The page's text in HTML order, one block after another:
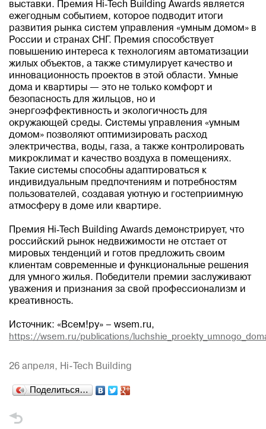
выставки. Премия Hi‑Tech Building Awards является
ежегодным событием, которое подводит итоги
развития рынка систем управления «умным домом» в
России и странах СНГ. Премия способствует
повышению интереса к технологиям автоматизации
жилых объектов, а также стимулирует качество и
инновационность проектов в этой области. Умные
дома и квартиры — это не только комфорт и
безопасность для жильцов, но и
энергоэффективность и экологичность для
окружающей среды. Системы управления «умным
домом» позволяют оптимизировать расход
электричества, воды, газа, а также контролировать
микроклимат и качество воздуха в помещениях.
Такие системы способны адаптироваться к
индивидуальным предпочтениям и потребностям
пользователей, создавая уютную и гостеприимную
атмосферу в доме или квартире.
Премия Hi‑Tech Building Awards демонстрирует, что
российский рынок недвижимости не отстает от
мировых тенденций и готов предложить своим
клиентам современные и функциональные решения
для умного жилья. Победители премии заслуживают
уважения и признания за свой профессионализм и
креативность.
Источник: «Всем!ру» – wsem.ru,
https://wsem.ru/publications/
26 апреля, Hi-Tech Building
Поделиться…